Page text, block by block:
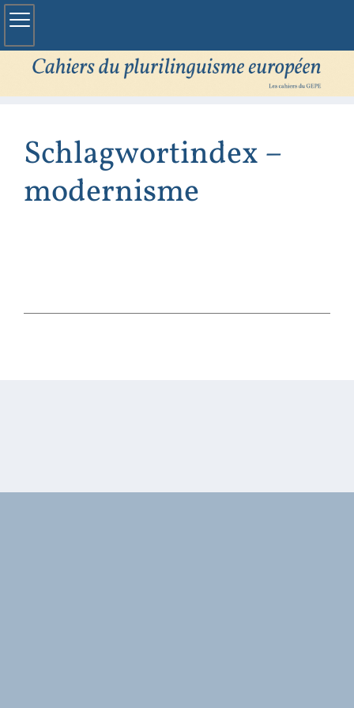
Schlagwortindex –
modernisme